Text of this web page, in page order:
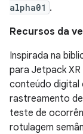
alpha01 .
Recursos da
Inspirada na
para Jetpack
conteúdo digital
rastreamento
teste de
rotulagem